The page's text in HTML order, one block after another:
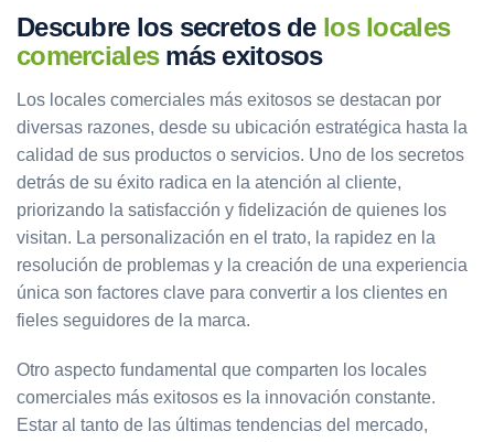
Descubre los secretos de los locales
comercialesmás exitosos
Los locales comerciales más exitosos se destacan por
diversas razones, desde su ubicación estratégica hasta la
calidad de sus productos o servicios. Uno de los secretos
detrás de su éxito radica en la atención al cliente,
priorizando la satisfacción y fidelización de quienes los
visitan. La personalización en el trato, la rapidez en la
resolución de problemas y la creación de una experiencia
única son factores clave para convertir a los clientes en
fieles seguidores de la marca.
Otro aspecto fundamental que comparten los locales
comerciales más exitosos es la innovación constante.
Estar al tanto de las últimas tendencias del mercado,